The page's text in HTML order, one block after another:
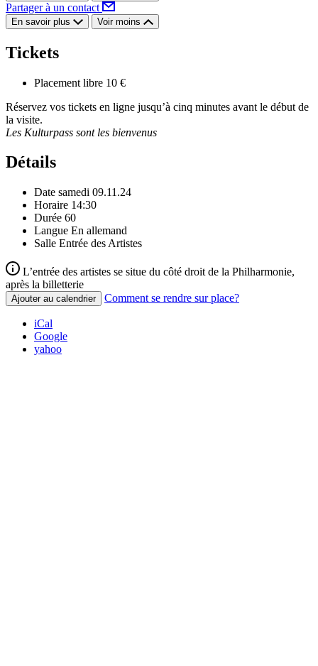
Partager à un contact
En savoir plus Voir moins
Tickets
Placement libre 10 €
Réservez vos tickets en ligne jusqu’à cinq minutes avant le début de
la visite.
Les Kulturpass sont les bienvenus
Détails
Date samedi 09.11.24
Horaire 14:30
Durée 60
Langue En allemand
Salle Entrée des Artistes
L’entrée des artistes se situe du côté droit de la Philharmonie,
après la billetterie
Ajouter au calendrier Comment se rendre sur place?
iCal
Google
yahoo